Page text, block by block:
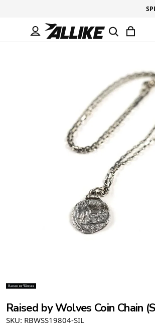
Raised by Wolves Coin Chain
SKU: RBWSS19804-SIL